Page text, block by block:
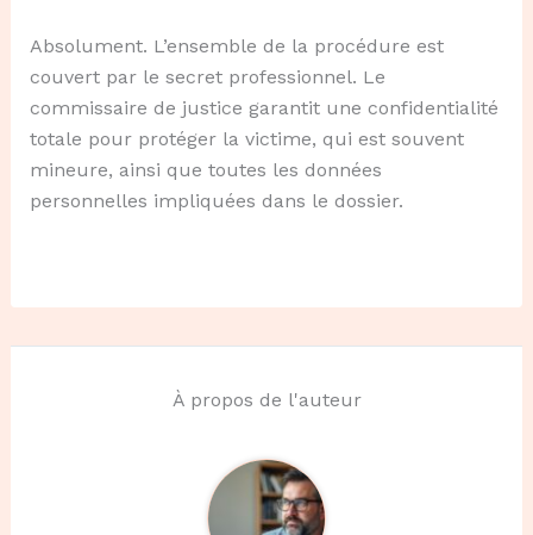
Absolument. L’ensemble de la procédure est
couvert par le secret professionnel. Le
commissaire de justice garantit une confidentialité
totale pour protéger la victime, qui est souvent
mineure, ainsi que toutes les données
personnelles impliquées dans le dossier.
À propos de l'auteur